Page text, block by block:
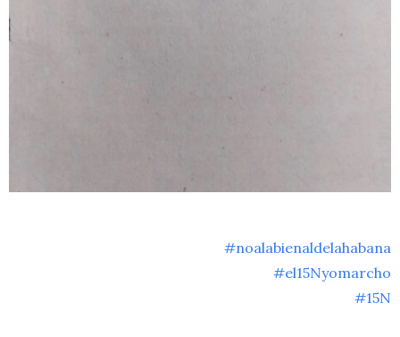
#noalabienaldelahabana
#el15Nyomarcho
#15N